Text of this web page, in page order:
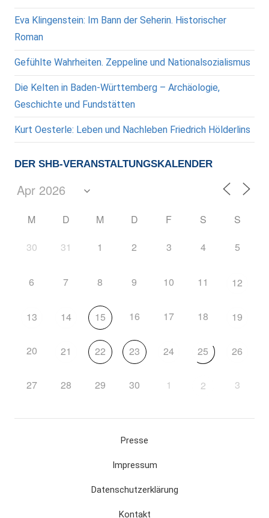
Eva Klingenstein: Im Bann der Seherin. Historischer
Roman
Gefühlte Wahrheiten. Zeppeline und Nationalsozialismus
Die Kelten in Baden-Württemberg – Archäologie,
Geschichte und Fundstätten
Kurt Oesterle: Leben und Nachleben Friedrich Hölderlins
DER SHB-VERANSTALTUNGSKALENDER
M D M D F S S
30 31 1 2 3 4 5
6 7 8 9 10 11 12
13 14 15 16 17 18 19
20 21 22 23 24 25 26
27 28 29 30 1 2 3
Presse
Impressum
Datenschutzerklärung
Kontakt